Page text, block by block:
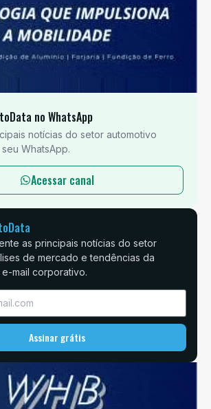
no WhatsApp
notícias do setor automotivo
WhatsApp.
Acessar canal
as principais notícias do setor
de mercado e tendências da
mail corporativo.
Assinar grátis